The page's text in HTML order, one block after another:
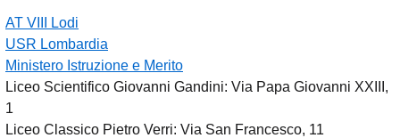
AT VIII Lodi
USR Lombardia
Ministero Istruzione e Merito
Liceo Scientifico Giovanni Gandini: Via Papa Giovanni XXIII,
1
Liceo Classico Pietro Verri: Via San Francesco, 11